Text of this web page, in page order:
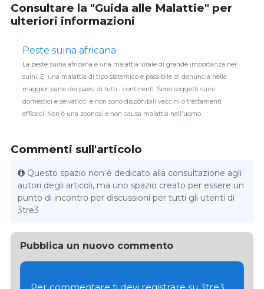
Consultare la "Guida alle Malattie" per
ulteriori informazioni
Peste suina africana
La peste suina africana è una malattia virale di grande importanza nei
suini. E' una malattia di tipo sistemico e passibile di denuncia nella
maggior parte dei paesi di tutti i continenti. Sono soggetti suini
domestici e selvaticci e non sono disponibili vaccini o trattamenti
efficaci. Non è una zoonosi e non causa malattia nell'uomo.
Commenti sull'articolo
Questo spazio non è dedicato alla consultazione agli
autori degli articoli, ma uno spazio creato per essere un
punto di incontro per discussioni per tutti gli utenti di
3tre3
Pubblica un nuovo commento